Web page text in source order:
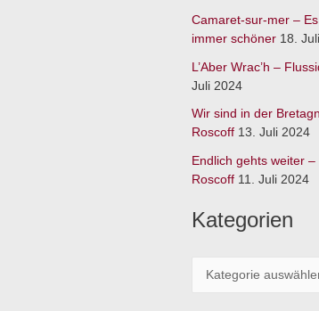
n
c
:
Camaret-sur-mer –
immer schöner 18.
L’Aber Wrac’h –
Juli 2024
Wir sind in der
Roscoff 13. Juli 2024
Endlich gehts weiter
Roscoff 11. Juli 2024
Kategorien